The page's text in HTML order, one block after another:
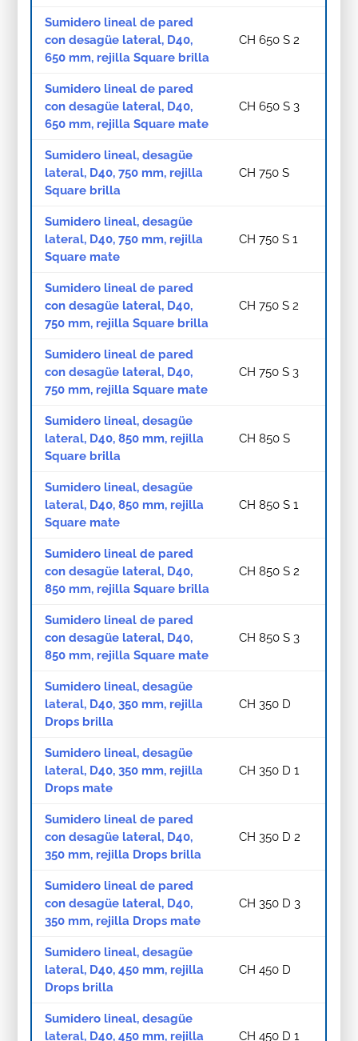
Sumidero lineal de pared
con desagüe lateral, D40,
650 mm, rejilla Square brilla
CH 650 S 2
Sumidero lineal de pared
con desagüe lateral, D40,
650 mm, rejilla Square mate
CH 650 S 3
Sumidero lineal, desagüe
lateral, D40, 750 mm, rejilla
Square brilla
CH 750 S
Sumidero lineal, desagüe
lateral, D40, 750 mm, rejilla
Square mate
CH 750 S 1
Sumidero lineal de pared
con desagüe lateral, D40,
750 mm, rejilla Square brilla
CH 750 S 2
Sumidero lineal de pared
con desagüe lateral, D40,
750 mm, rejilla Square mate
CH 750 S 3
Sumidero lineal, desagüe
lateral, D40, 850 mm, rejilla
Square brilla
CH 850 S
Sumidero lineal, desagüe
lateral, D40, 850 mm, rejilla
Square mate
CH 850 S 1
Sumidero lineal de pared
con desagüe lateral, D40,
850 mm, rejilla Square brilla
CH 850 S 2
Sumidero lineal de pared
con desagüe lateral, D40,
850 mm, rejilla Square mate
CH 850 S 3
Sumidero lineal, desagüe
lateral, D40, 350 mm, rejilla
Drops brilla
CH 350 D
Sumidero lineal, desagüe
lateral, D40, 350 mm, rejilla
Drops mate
CH 350 D 1
Sumidero lineal de pared
con desagüe lateral, D40,
350 mm, rejilla Drops brilla
CH 350 D 2
Sumidero lineal de pared
con desagüe lateral, D40,
350 mm, rejilla Drops mate
CH 350 D 3
Sumidero lineal, desagüe
lateral, D40, 450 mm, rejilla
Drops brilla
CH 450 D
Sumidero lineal, desagüe
lateral, D40, 450 mm, rejilla
CH 450 D 1